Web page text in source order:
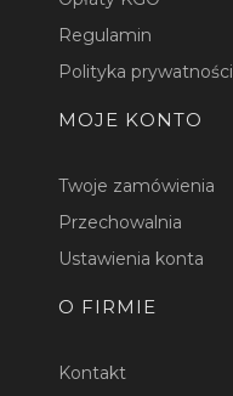
Regulamin
Polityka prywatności
MOJE KONTO
Twoje zamówienia
Przechowalnia
Ustawienia konta
O FIRMIE
Kontakt